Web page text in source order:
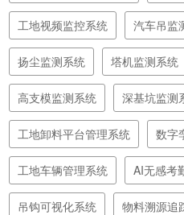
工地视频监控系统 汽车吊监
扬尘监测系统 塔机监测系统
高支模监测系统 深基坑监测
工地卸料平台管理系统 数字
工地车辆管理系统 AI无感考
吊钩可视化系统 物料溯源追